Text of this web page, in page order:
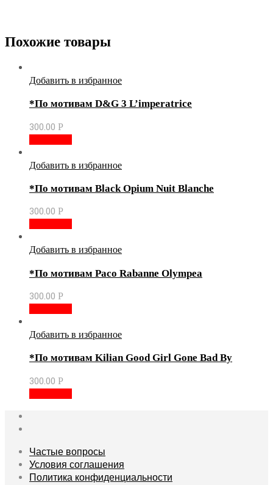
Похожие товары
Добавить в избранное
*По мотивам D&G 3 L’imperatrice
300.00 Р
Добавить в избранное
*По мотивам Black Opium Nuit Blanche
300.00 Р
Добавить в избранное
*По мотивам Paco Rabanne Olympea
300.00 Р
Добавить в избранное
*По мотивам Kilian Good Girl Gone Bad By
300.00 Р
Частые вопросы
Условия соглашения
Политика конфиденциальности